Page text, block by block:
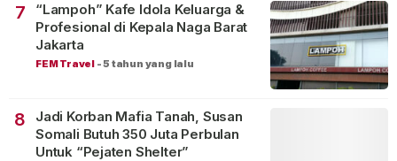
7
“Lampoh” Kafe Idola Keluarga &
Profesional di Kepala Naga Barat
Jakarta
FEM Travel -5 tahun yang lalu
8
Jadi Korban Mafia Tanah, Susan
Somali Butuh 350 Juta Perbulan
Untuk “Pejaten Shelter”